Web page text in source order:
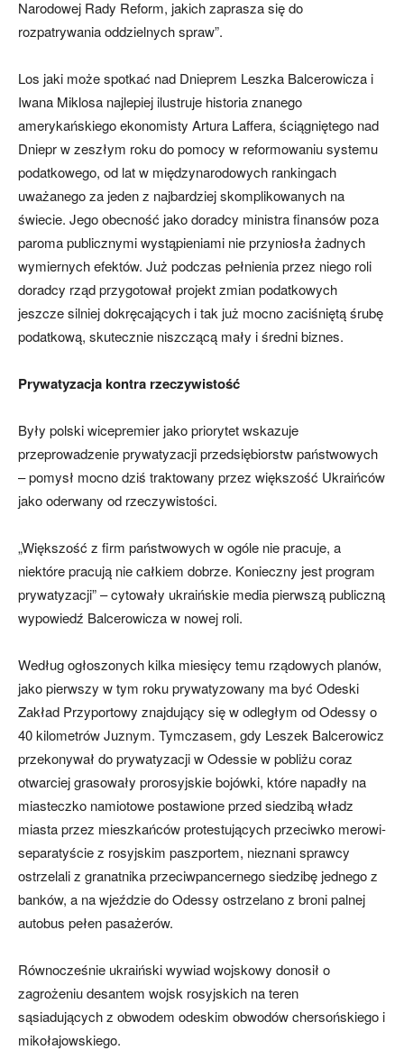
Narodowej Rady Reform, jakich zaprasza się do
rozpatrywania oddzielnych spraw”.
Los jaki może spotkać nad Dnieprem Leszka Balcerowicza i
Iwana Miklosa najlepiej ilustruje historia znanego
amerykańskiego ekonomisty Artura Laffera, ściągniętego nad
Dniepr w zeszłym roku do pomocy w reformowaniu systemu
podatkowego, od lat w międzynarodowych rankingach
uważanego za jeden z najbardziej skomplikowanych na
świecie. Jego obecność jako doradcy ministra finansów poza
paroma publicznymi wystąpieniami nie przyniosła żadnych
wymiernych efektów. Już podczas pełnienia przez niego roli
doradcy rząd przygotował projekt zmian podatkowych
jeszcze silniej dokręcających i tak już mocno zaciśniętą śrubę
podatkową, skutecznie niszczącą mały i średni biznes.
Prywatyzacja kontra rzeczywistość
Były polski wicepremier jako priorytet wskazuje
przeprowadzenie prywatyzacji przedsiębiorstw państwowych
– pomysł mocno dziś traktowany przez większość Ukraińców
jako oderwany od rzeczywistości.
„Większość z firm państwowych w ogóle nie pracuje, a
niektóre pracują nie całkiem dobrze. Konieczny jest program
prywatyzacji” – cytowały ukraińskie media pierwszą publiczną
wypowiedź Balcerowicza w nowej roli.
Według ogłoszonych kilka miesięcy temu rządowych planów,
jako pierwszy w tym roku prywatyzowany ma być Odeski
Zakład Przyportowy znajdujący się w odległym od Odessy o
40 kilometrów Juznym. Tymczasem, gdy Leszek Balcerowicz
przekonywał do prywatyzacji w Odessie w pobliżu coraz
otwarciej grasowały prorosyjskie bojówki, które napadły na
miasteczko namiotowe postawione przed siedzibą władz
miasta przez mieszkańców protestujących przeciwko merowi-
separatyście z rosyjskim paszportem, nieznani sprawcy
ostrzelali z granatnika przeciwpancernego siedzibę jednego z
banków, a na wjeździe do Odessy ostrzelano z broni palnej
autobus pełen pasażerów.
Równocześnie ukraiński wywiad wojskowy donosił o
zagrożeniu desantem wojsk rosyjskich na teren
sąsiadujących z obwodem odeskim obwodów chersońskiego i
mikołajowskiego.